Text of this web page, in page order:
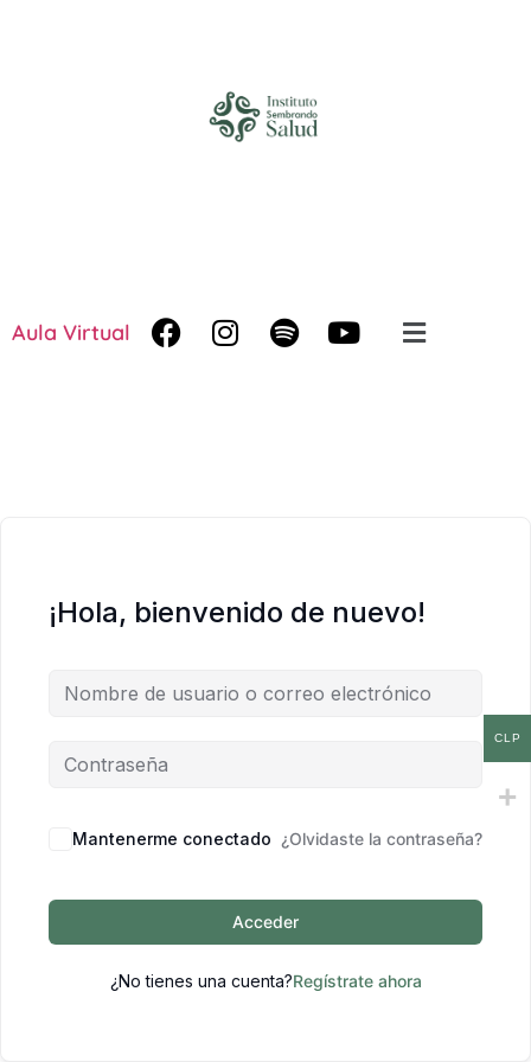
Aula Virtual
¡Hola, bienvenido de nuevo!
Mantenerme conectado ¿Olvidaste la contraseña?
Acceder
¿No tienes una cuenta?Regístrate ahora
CLP